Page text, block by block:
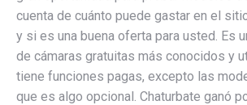
cuenta de cuánto puede gastar en el
y si es una buena oferta para usted. Es
de cámaras gratuitas más conocidos y
tiene funciones pagas, excepto las
que es algo opcional. Chaturbate ganó